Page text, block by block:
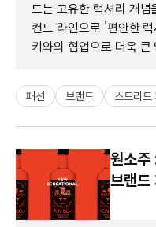
드는 고유한 럭셔리 개념
컨드 라인으로 '편안한
키와의 협업으로 더욱
패션 브랜드 스트리트
원소주
브랜드